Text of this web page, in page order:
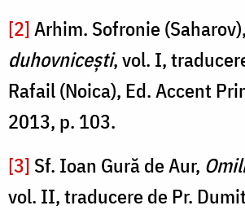
[2]Arhim. Sofronie (Saharov),
duhovniceşti, vol. I,
Rafail (Noica), Ed. Accent
2013, p. 103.
[3] Sf. Ioan Gură de Aur,
vol. II, traducere de Pr.